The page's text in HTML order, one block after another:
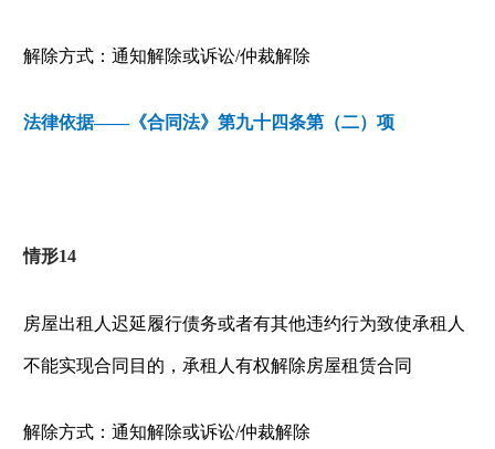
解除方式：通知解除或诉讼/仲裁解除
法律依据——《合同法》第九十四条第（二）项
情形14
房屋出租人迟延履行债务或者有其他违约行为致使承租人
不能实现合同目的，承租人有权解除房屋租赁合同
解除方式：通知解除或诉讼/仲裁解除